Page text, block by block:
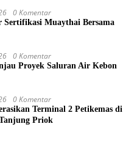
0 Komentar
Sertifikasi Muaythai Bersama
0 Komentar
Proyek Saluran Air Kebon
0 Komentar
Terminal 2 Petikemas di
Priok